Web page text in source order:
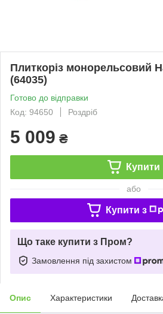
Плиткоріз монорельсовий
(64035)
Готово до відправки
Код: 94650
Роздріб
5 009 ₴
Купити
або
Купити з
Що таке купити з Пром?
Замовлення під захистом
Опис Характеристики